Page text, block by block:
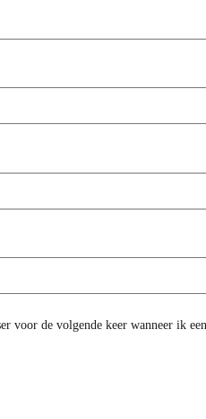
voor de volgende keer wanneer ik